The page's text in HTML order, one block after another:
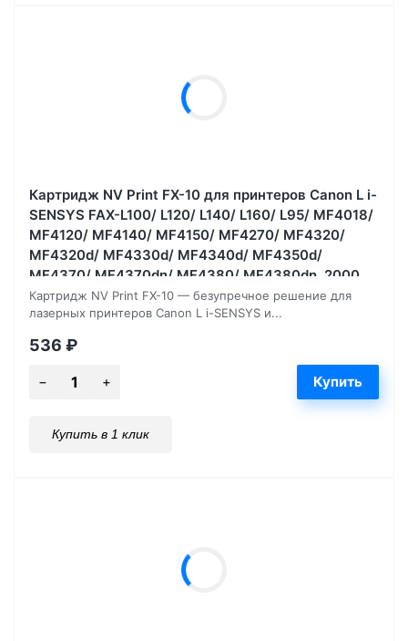
Картридж NV Print FX-10 для принтеров Canon L i-
SENSYS FAX-L100/ L120/ L140/ L160/ L95/ MF4018/
MF4120/ MF4140/ MF4150/ MF4270/ MF4320/
MF4320d/ MF4330d/ MF4340d/ MF4350d/
MF4370/ MF4370dn/ MF4380/ MF4380dn, 2000
страниц
Картридж NV Print FX-10 — безупречное решение для
лазерных принтеров Canon L i-SENSYS и...
536 ₽
Купить в 1 клик